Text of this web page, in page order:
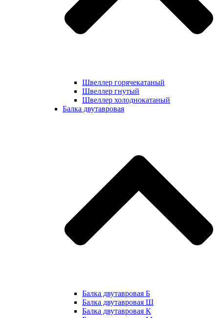
Швеллер горячекатаный
Швеллер гнутый
Швеллер холоднокатаный
Балка двутавровая
Балка двутавровая Б
Балка двутавровая Ш
Балка двутавровая К